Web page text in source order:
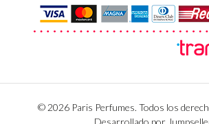
© 2026 Paris Perfumes. Todos los
Desarrollado por